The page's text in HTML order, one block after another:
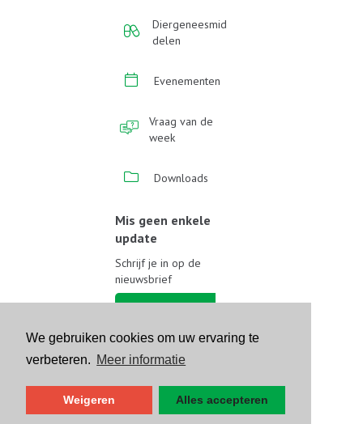
We gebruiken cookies om uw ervaring te
verbeteren. Meer informatie
Weigeren Alles accepteren
Diergeneesmid
delen
Evenementen
Vraag van de
week
Downloads
Mis geen enkele
update
Schrijf je in op de
nieuwsbrief
Volg ons op sociale media